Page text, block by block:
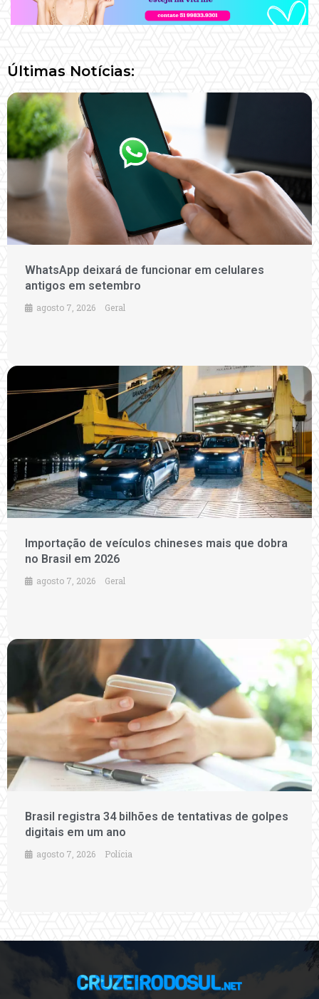
Últimas Notícias:
WhatsApp deixará de funcionar em celulares
antigos em setembro
agosto 7, 2026 Geral
Importação de veículos chineses mais que dobra
no Brasil em 2026
agosto 7, 2026 Geral
Brasil registra 34 bilhões de tentativas de golpes
digitais em um ano
agosto 7, 2026 Polícia